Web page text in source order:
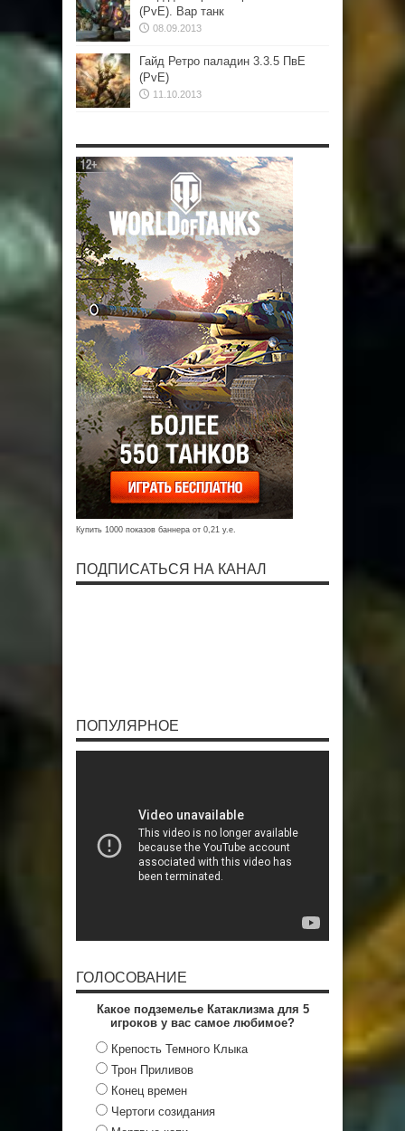
(PvE). Вар танк
08.09.2013
Гайд Ретро паладин 3.3.5 ПвЕ
(PvE)
11.10.2013
Купить 1000 показов баннера от 0,21 у.е.
ПОДПИСАТЬСЯ НА КАНАЛ
ПОПУЛЯРНОЕ
ГОЛОСОВАНИЕ
Какое подземелье Катаклизма для 5
игроков у вас самое любимое?
Крепость Темного Клыка
Трон Приливов
Конец времен
Чертоги созидания